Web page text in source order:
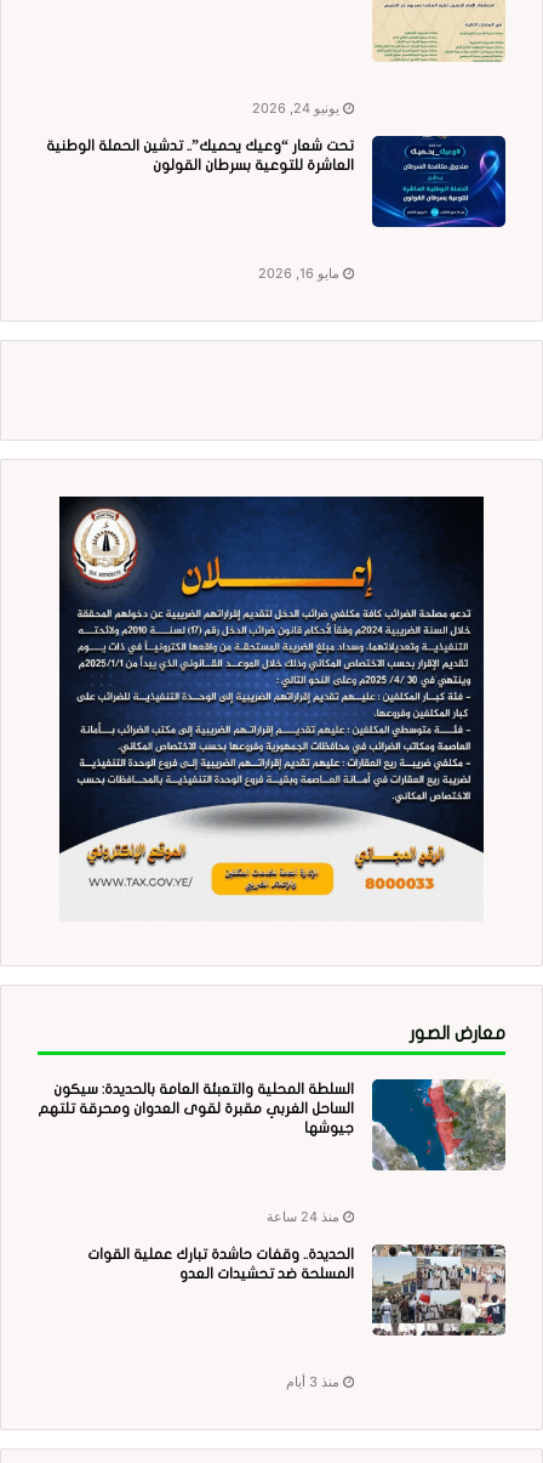
يونيو 24, 2026
تحت شعار “وعيك يحميك”.. تدشين الحملة الوطنية
العاشرة للتوعية بسرطان القولون
مايو 16, 2026
معارض الصور
السلطة المحلية والتعبئة العامة بالحديدة: سيكون
الساحل الغربي مقبرة لقوى العدوان ومحرقة تلتهم
جيوشها
منذ 24 ساعة
الحديدة.. وقفات حاشدة تبارك عملية القوات
المسلحة ضد تحشيدات العدو
منذ 3 أيام